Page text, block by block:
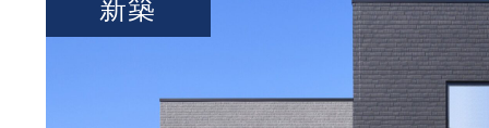
新築